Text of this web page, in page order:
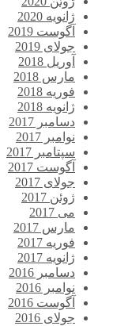
ژانویه 2020
آگوست 2019
جولای 2019
آوریل 2018
مارس 2018
فوریه 2018
ژانویه 2018
دسامبر 2017
نوامبر 2017
سپتامبر 2017
آگوست 2017
جولای 2017
ژوئن 2017
می 2017
مارس 2017
فوریه 2017
ژانویه 2017
دسامبر 2016
نوامبر 2016
آگوست 2016
جولای 2016